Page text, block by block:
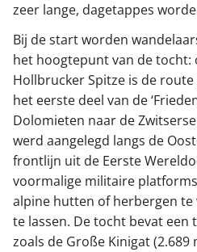
zeer lange, dagetappes
Bij de start worden
het hoogtepunt van de tocht:
Hollbrucker Spitze is de
het eerste deel van de
Dolomieten naar de
werd aangelegd langs de
frontlijn uit de Eerste
voormalige militaire
alpine hutten of herbergen te
te lassen. De tocht bevat een
zoals de Große Kinigat